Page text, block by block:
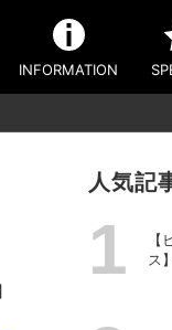
INFORMATION
人気記
ス